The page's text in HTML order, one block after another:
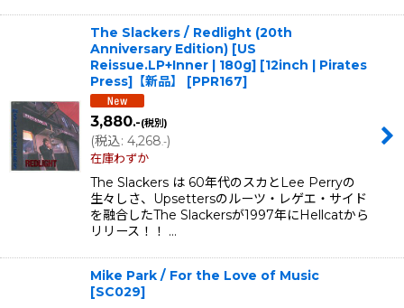
The Slackers / Redlight (20th
Anniversary Edition) [US
Reissue.LP+Inner | 180g] [12inch | Pirates
Press]【新品】
[PPR167]
3,880.-(税別)
(税込: 4,268.-)
在庫わずか
The Slackers は 60年代のスカとLee Perryの
生々しさ、Upsettersのルーツ・レゲエ・サイド
を融合したThe Slackersが1997年にHellcatから
リリース！！ …
Mike Park / For the Love of Music
[SC029]